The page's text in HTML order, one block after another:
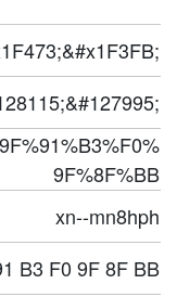
9F%8F%BB
xn--mn8hph
B3 F0 9F 8F BB